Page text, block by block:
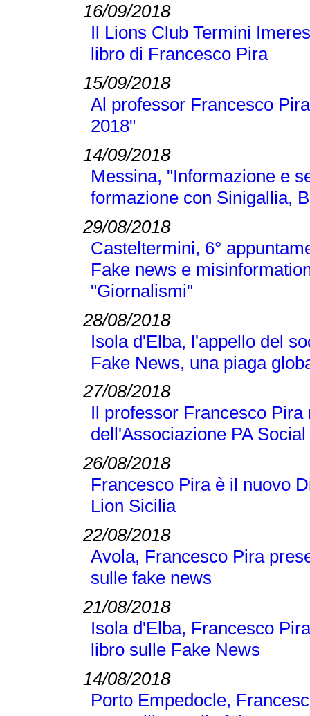
16/09/2018
Il Lions Club Termini
libro di Francesco Pira
15/09/2018
Al professor Francesco
2018"
14/09/2018
Messina, "Informazione e
formazione con Sinigallia,
29/08/2018
Casteltermini, 6°
Fake news e
"Giornalismi"
28/08/2018
Isola d'Elba, l'appello del
Fake News, una piaga
27/08/2018
Il professor Francesco
dell'Associazione PA Social
26/08/2018
Francesco Pira è il nuovo
Lion Sicilia
22/08/2018
Avola, Francesco Pira
sulle fake news
21/08/2018
Isola d'Elba, Francesco
libro sulle Fake News
14/08/2018
Porto Empedocle,